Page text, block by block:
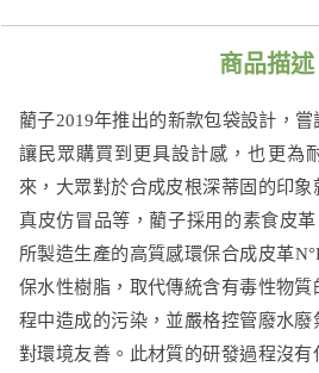
商品描述
藺子2019年推出的新款包袋設計，
讓民眾購買到更具設計感，也更為
來，大眾對於合成皮根深蒂固的印
真皮仿冒品等，藺子採用的素食皮革
所製造生產的高質感環保合成皮革
保水性樹脂，取代傳統含有毒性物
程中造成的污染，並嚴格控管廢水廢
對環境友善。此材質的研發過程沒有